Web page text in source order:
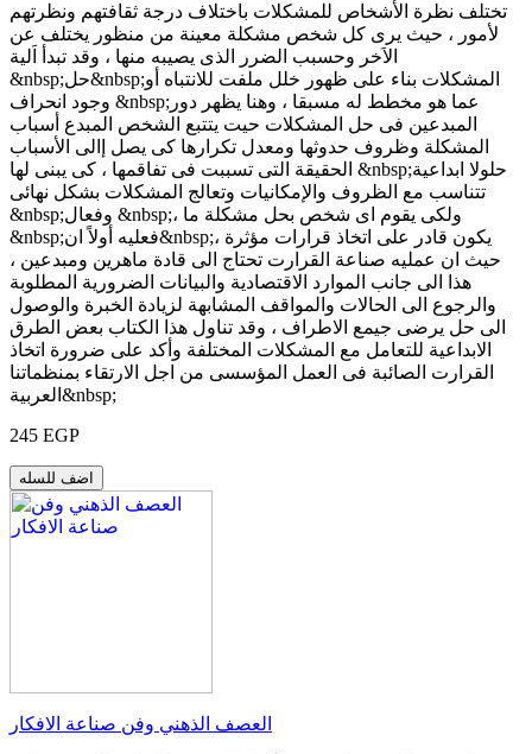
تختلف نظرة الأشخاص للمشكلات باختلاف درجة ثقافتهم ونظرتهم
لأمور ، حيث يرى كل شخص مشكلة معينة من منظور يختلف عن
الاَخر وحسبب الضرر الذى يصيبه منها ، وقد تبدأ اَلية
&nbsp;حل&nbsp;المشكلات بناء على ظهور خلل ملفت للانتباه أو
وجود انحراف &nbsp;عما هو مخطط له مسبقا ، وهنا يظهر دور
المبدعين فى حل المشكلات حيت يتتبع الشخص المبدع أسباب
المشكلة وظروف حدوثها ومعدل تكرارها كى يصل إالى الأسباب
الحقيقة التى تسببت فى تفاقمها ، كى يبنى لها &nbsp;حلولا ابداعية
تتناسب مع الظروف والإمكانيات وتعالج المشكلات بشكل نهائى
&nbsp;وفعال &nbsp;، ولكى يقوم اى شخص بحل مشكلة ما
&nbsp;فعليه أولاً ان&nbsp;يكون قادر على اتخاذ قرارات مؤثرة ،
حيث ان عمليه صناعة القرارت تحتاج الى قادة ماهرين ومبدعين ،
هذا الى جانب الموارد الاقتصادية والبيانات الضرورية المطلوبة
والرجوع الى الحالات والمواقف المشابهة لزيادة الخبرة والوصول
الى حل يرضى جيمع الاطراف ، وقد تناول هذا الكتاب بعض الطرق
الابداعية للتعامل مع المشكلات المختلفة وأكد على ضرورة اتخاذ
القرارت الصائبة فى العمل المؤسسى من اجل الارتقاء بمنظماتنا
العربية&nbsp;
245 EGP
اضف للسله
العصف الذهني وفن صناعة الافكار